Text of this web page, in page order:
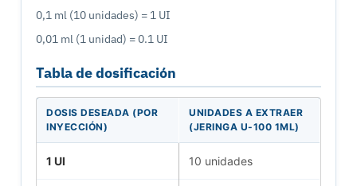
0,1 ml (10 unidades) = 1 UI
0,01 ml (1 unidad) = 0.1 UI
Tabla de dosificación
DOSIS DESEADA (POR
INYECCIÓN)
UNIDADES A EXTRAER
(JERINGA U-100 1ML)
1 UI 10 unidades